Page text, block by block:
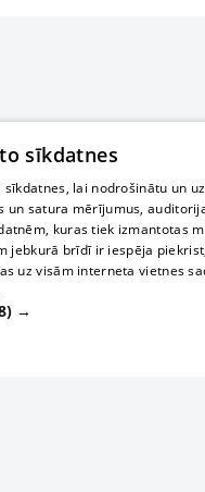
sīkdatnes
lai nodrošinātu un
satura mērījumus,
kuras tiek izmantotas
jebkurā brīdī ir iespēja
uz visām interneta vietnes
→